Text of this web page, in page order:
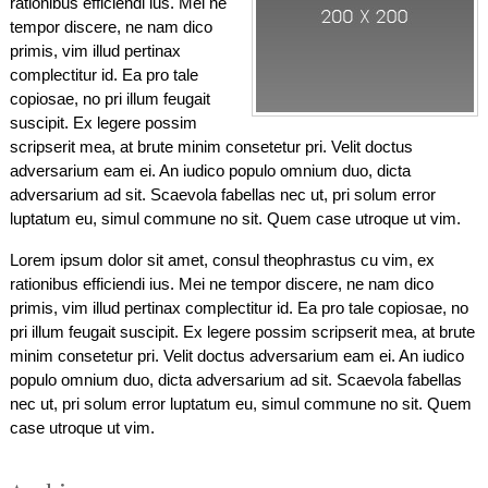
tempor discere, ne nam dico
primis, vim illud pertinax
complectitur id. Ea pro tale
copiosae, no pri illum feugait
suscipit. Ex legere possim
scripserit mea, at brute minim consetetur pri. Velit doctus
adversarium eam ei. An iudico populo omnium duo, dicta
adversarium ad sit. Scaevola fabellas nec ut, pri solum error
luptatum eu, simul commune no sit. Quem case utroque ut vim.
Lorem ipsum dolor sit amet, consul theophrastus cu vim, ex
rationibus efficiendi ius. Mei ne tempor discere, ne nam dico
primis, vim illud pertinax complectitur id. Ea pro tale copiosae, no
pri illum feugait suscipit. Ex legere possim scripserit mea, at brute
minim consetetur pri. Velit doctus adversarium eam ei. An iudico
populo omnium duo, dicta adversarium ad sit. Scaevola fabellas
nec ut, pri solum error luptatum eu, simul commune no sit. Quem
case utroque ut vim.